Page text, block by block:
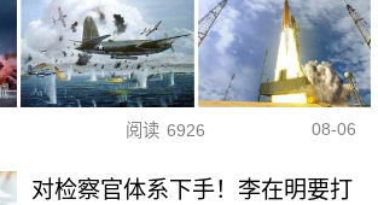
阅读 6926 08-06
对检察官体系下手！李在明要打